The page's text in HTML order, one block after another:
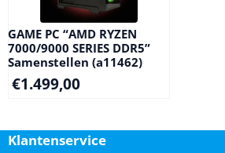
GAME PC “AMD RYZEN
7000/9000 SERIES DDR5”
Samenstellen (a11462)
€1.499,00
Klantenservice